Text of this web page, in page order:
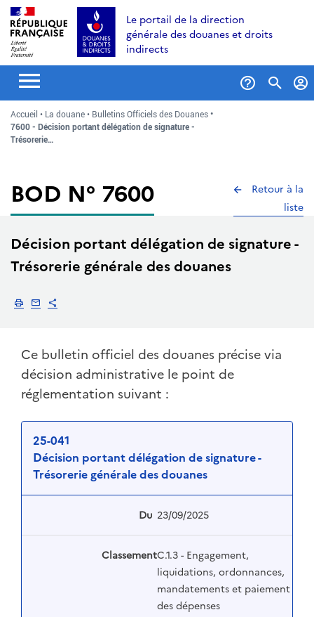
Aller
au
contenu
Aller
recherche
Aller
au
menu
Le portail de la direction
générale des douanes et droits
indirects
Accueil La douane
Bulletins Officiels des Douanes
7600 - Décision portant délégation de signature -
Trésorerie…
BOD N° 7600
Retour à la
liste
Décision portant délégation de signature -
Trésorerie générale des douanes
ImprimerEnvoyer par email
Ce bulletin officiel des douanes précise via
décision administrative le point de
réglementation suivant :
25-041
Décision portant délégation de signature -
Trésorerie générale des douanes
Du 23/09/2025
ClassementC.1.3 - Engagement,
liquidations, ordonnances,
mandatements et paiement
des dépenses